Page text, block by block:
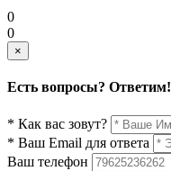
0
0
×
Есть вопросы? Ответим!
* Как вас зовут?
* Ваш Email для ответа
Ваш телефон